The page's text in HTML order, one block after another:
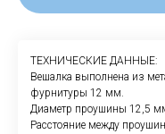
ТЕХНИЧЕСКИЕ ДАННЫЕ:
Вешалка выполнена из
фурнитуры 12 мм.
Диаметр проушины 12,5
Расстояние между